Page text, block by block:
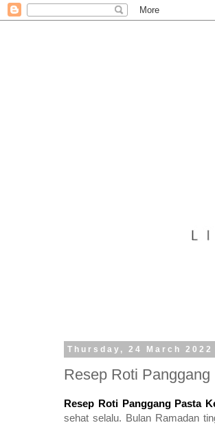
Thursday, 24 March 2022
Resep Roti
Resep Roti Panggang Pasta
sehat selalu. Bulan Ramadan